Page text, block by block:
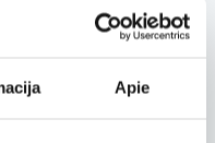
Apie
jūroje, visai